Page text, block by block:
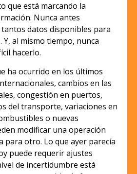
que está marcando la
Nunca antes
datos disponibles para
Y, al mismo tiempo, nunca
hacerlo.
ha ocurrido en los últimos
cambios en las
congestión en puertos,
del transporte, variaciones en
o nuevas
modificar una operación
para otro. Lo que ayer parecía
puede requerir ajustes
de incertidumbre está